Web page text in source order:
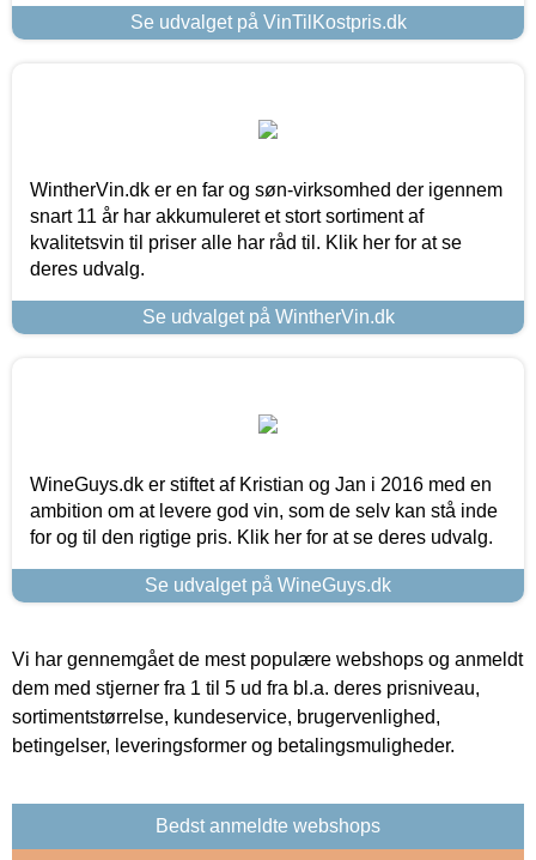
Se udvalget på VinTilKostpris.dk
WintherVin.dk er en far og søn-virksomhed der igennem
snart 11 år har akkumuleret et stort sortiment af
kvalitetsvin til priser alle har råd til. Klik her for at se
deres udvalg.
Se udvalget på WintherVin.dk
WineGuys.dk er stiftet af Kristian og Jan i 2016 med en
ambition om at levere god vin, som de selv kan stå inde
for og til den rigtige pris. Klik her for at se deres udvalg.
Se udvalget på WineGuys.dk
Vi har gennemgået de mest populære webshops og anmeldt
dem med stjerner fra 1 til 5 ud fra bl.a. deres prisniveau,
sortimentstørrelse, kundeservice, brugervenlighed,
betingelser, leveringsformer og betalingsmuligheder.
Bedst anmeldte webshops